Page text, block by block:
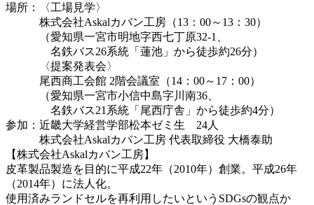
場所：〈工場見学〉
株式会社Askalカバン工房（13：00～13：30）
（愛知県一宮市明地字西七丁原32-1、
名鉄バス26系統「蓮池」から徒歩約26分）
〈提案発表会〉
尾西商工会館 2階会議室（14：00～17：00）
（愛知県一宮市小信中島字川南36、
名鉄バス21系統「尾西庁舎」から徒歩約4分）
参加：近畿大学経営学部松本ゼミ生 24人
株式会社Askalカバン工房 代表取締役 大橋泰助
【株式会社Askalカバン工房】
皮革製品製造を目的に平成22年（2010年）創業。平成26年
（2014年）に法人化。
使用済みランドセルを再利用したいというSDGsの観点か